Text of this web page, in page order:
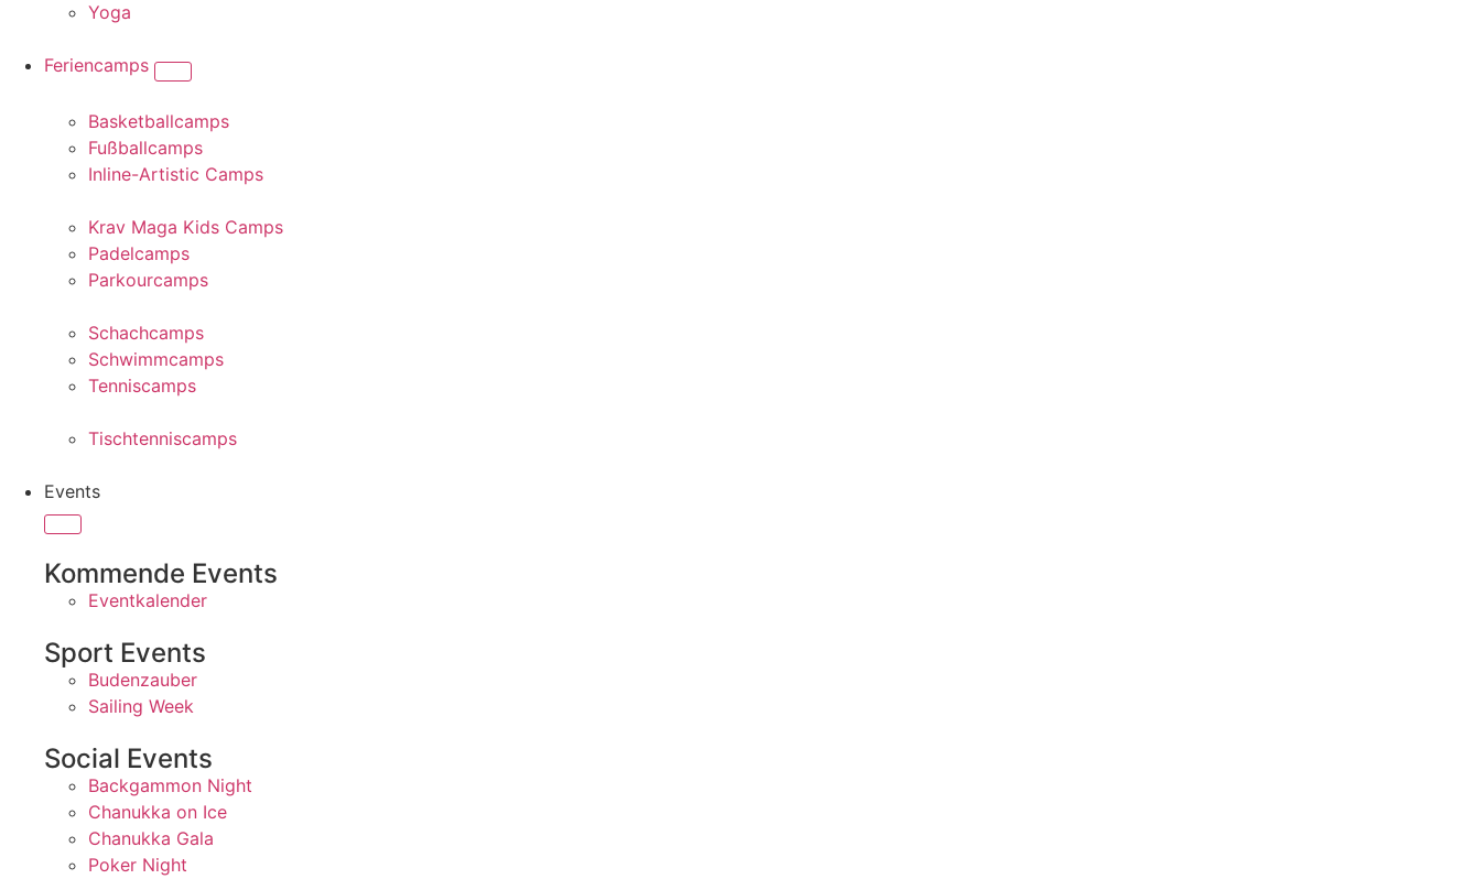
Yoga
Feriencamps
Basketballcamps
Fußballcamps
Inline-Artistic Camps
Krav Maga Kids Camps
Padelcamps
Parkourcamps
Schachcamps
Schwimmcamps
Tenniscamps
Tischtenniscamps
Events
Kommende Events
Eventkalender
Sport Events
Budenzauber
Sailing Week
Social Events
Backgammon Night
Chanukka on Ice
Chanukka Gala
Poker Night